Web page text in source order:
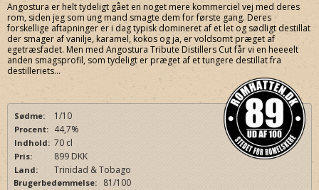
Angostura er helt tydeligt gået en noget mere kommerciel vej med deres
rom, siden jeg som ung mand smagte dem for første gang. Deres
forskellige aftapninger er i dag typisk domineret af et let og sødligt destillat
der smager af vanilje, karamel, kokos og ja, er voldsomt præget af
egetræsfadet. Men med Angostura Tribute Distillers Cut får vi en heeeelt
anden smagsprofil, som tydeligt er præget af et tungere destillat fra
destilleriets...
Sødme: 1/10
Procent: 44,7%
Indhold: 70 cl
Pris: 899 DKK
Land: Trinidad & Tobago
Brugerbedømmelse: 81/100